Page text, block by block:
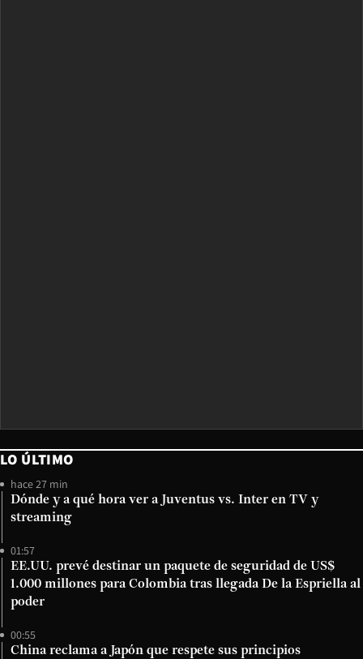
LO ÚLTIMO
hace 27 min
Dónde y a qué hora ver a Juventus vs. Inter en TV y
streaming
01:57
EE.UU. prevé destinar un paquete de seguridad de US$
1.000 millones para Colombia tras llegada De la Espriella al
poder
00:55
China reclama a Japón que respete sus principios